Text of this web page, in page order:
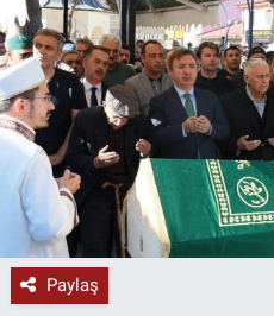
Paylaş
RESMİ İLAN